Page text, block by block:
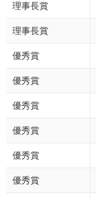
理事長賞
理事長賞
優秀賞
優秀賞
優秀賞
優秀賞
優秀賞
優秀賞